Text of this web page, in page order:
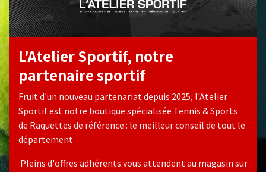
L'Atelier Sportif, notre
partenaire sportif
Fruit d'un nouveau partenariat depuis 2025, l'Atelier
Sportif est notre boutique spécialisée Tennis & Sports
de Raquettes de référence : le meilleur conseil de tout le
département
Pleins d'offres adhérents vous attendent au magasin sur